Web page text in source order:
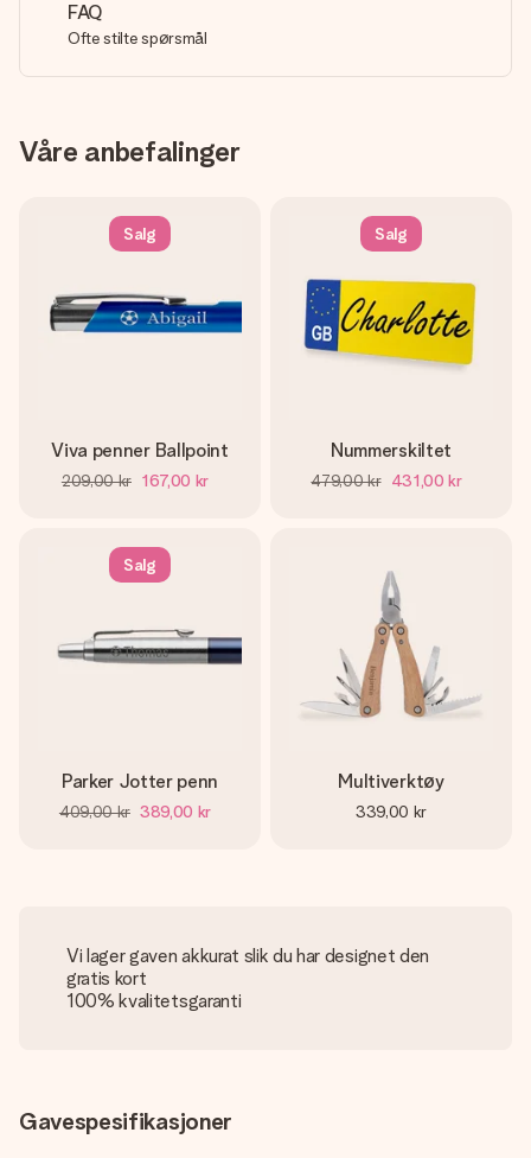
FAQ
Ofte stilte spørsmål
Våre anbefalinger
Salg
Viva penner Ballpoint
209,00 kr 167,00 kr
Salg
Nummerskiltet
479,00 kr 431,00 kr
Salg
Parker Jotter penn
409,00 kr 389,00 kr
Multiverktøy
339,00 kr
Vi lager gaven akkurat slik du har designet den
gratis kort
100% kvalitetsgaranti
Gavespesifikasjoner